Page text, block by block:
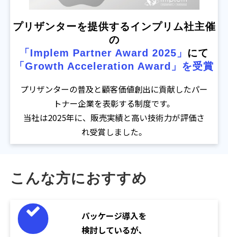
プリザンターを提供するインプリム社主催
の
「Implem Partner Award 2025」 にて
「Growth Acceleration Award」を受賞
プリザンターの普及と顧客価値創出に貢献したパー
トナー企業を表彰する制度です。
当社は2025年に、販売実績と高い技術力が評価さ
れ受賞しました。
こんな方におすすめ
パッケージ導入を
検討しているが、